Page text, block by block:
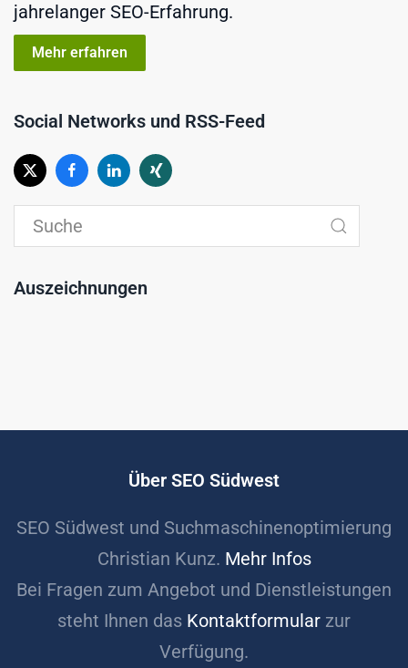
jahrelanger SEO-Erfahrung.
Mehr erfahren
Social Networks und RSS-Feed
Auszeichnungen
Über SEO Südwest
SEO Südwest und Suchmaschinenoptimierung
Christian Kunz. Mehr Infos
Bei Fragen zum Angebot und Dienstleistungen
steht Ihnen das Kontaktformular zur
Verfügung.